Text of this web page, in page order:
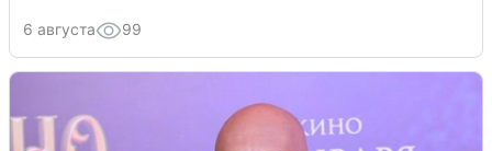
6 августа 99